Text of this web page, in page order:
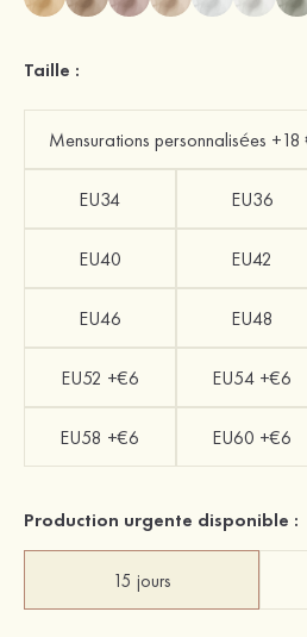
Taille :
Mensurations personnalisées +18
EU34 EU36
EU40 EU42
EU46 EU48
EU52 +€6 EU54 +€6
EU58 +€6 EU60 +€6
Production urgente disponible :
15 jours